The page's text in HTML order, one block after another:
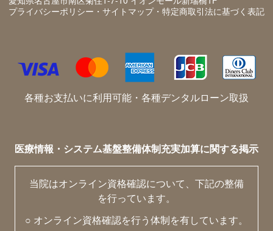
プライバシーポリシー・サイトマップ・特定商取引法に基づく表記
各種お支払いに利用可能・各種デンタルローン取扱
医療情報・システム基盤整備体制充実加算に関する掲示
当院はオンライン資格確認について、下記の整備
を行っています。
○ オンライン資格確認を行う体制を有しています。